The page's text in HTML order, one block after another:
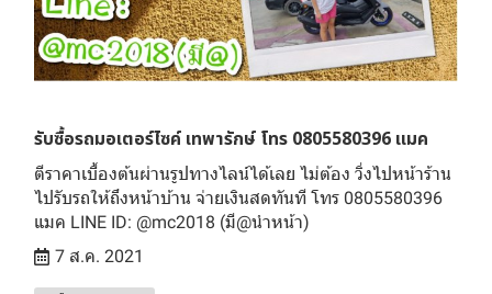
รับซื้อรถมอเตอร์ไซค์ เทพารักษ์ โทร 0805580396 แมค
ตีราคาเบื้องต้นผ่านรูปทางไลน์ได้เลย ไม่ต้อง วิ่งไปหน้าร้าน
ไปรับรถให้ถึงหน้าบ้าน จ่ายเงินสดทันที โทร 0805580396
แมค LINE ID: @mc2018 (มี@นำหน้า)
7 ส.ค. 2021